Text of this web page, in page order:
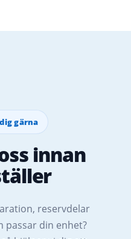
gärna
innan
reservdelar
passar din enhet?